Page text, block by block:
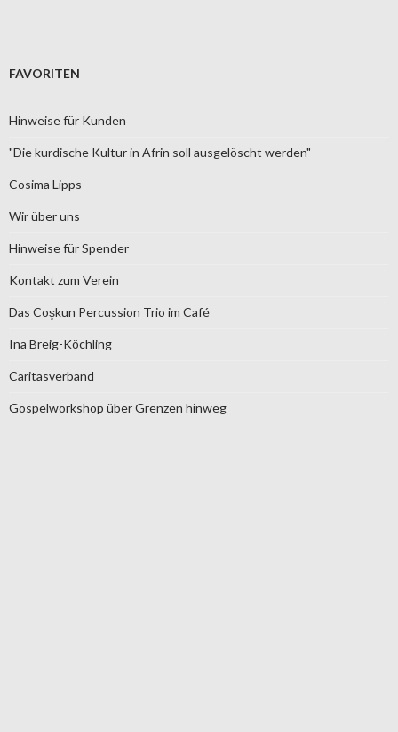
FAVORITEN
Hinweise für Kunden
"Die kurdische Kultur in Afrin soll ausgelöscht werden"
Cosima Lipps
Wir über uns
Hinweise für Spender
Kontakt zum Verein
Das Coşkun Percussion Trio im Café
Ina Breig-Köchling
Caritasverband
Gospelworkshop über Grenzen hinweg